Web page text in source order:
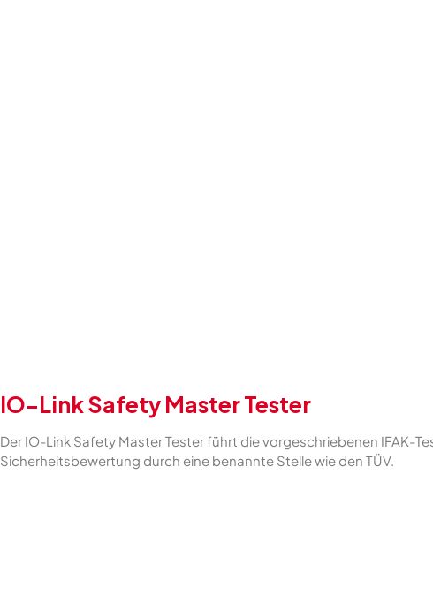
IO-Link Safety Master Tester
Der IO-Link Safety Master Tester führt die vorgeschriebenen IFAK-
Sicherheitsbewertung durch eine benannte Stelle wie den TÜV.